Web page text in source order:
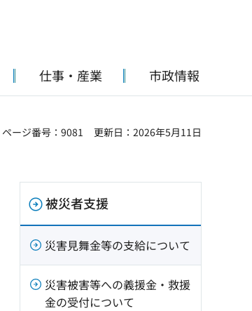
仕事・産業 市政情報
ページ番号：9081
更新日：2026年5月11日
被災者支援
災害見舞金等の支給について
災害被害等への義援金・救援
金の受付について